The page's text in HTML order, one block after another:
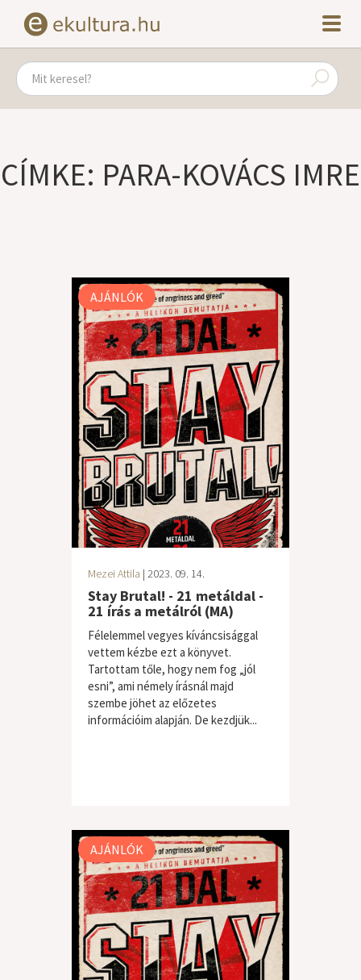
CÍMKE: PARA-KOVÁCS IMRE
AJÁNLÓK
Mezei Attila | 2023. 09. 14.
Stay Brutal! - 21 metáldal -
21 írás a metálról (MA)
Félelemmel vegyes kíváncsisággal
vettem kézbe ezt a könyvet.
Tartottam tőle, hogy nem fog „jól
esni”, ami némely írásnál majd
szembe jöhet az előzetes
információim alapján. De kezdjük...
AJÁNLÓK